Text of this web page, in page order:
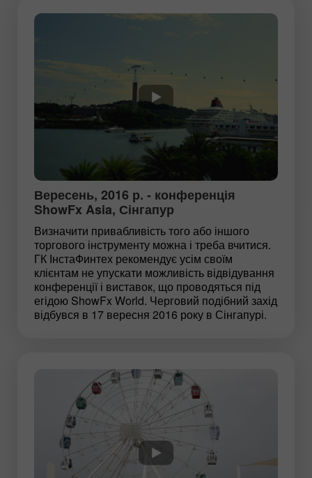
Вересень, 2016 р. - конференція
ShowFx Asia, Сінгапур
Визначити привабливість того або іншого
торгового інструменту можна і треба вчитися.
ГК ІнстаФинтех рекомендує усім своїм
клієнтам не упускати можливість відвідування
конференції і виставок, що проводяться під
егідою ShowFx World. Черговий подібний захід
відбувся в 17 вересня 2016 року в Сінгапурі.